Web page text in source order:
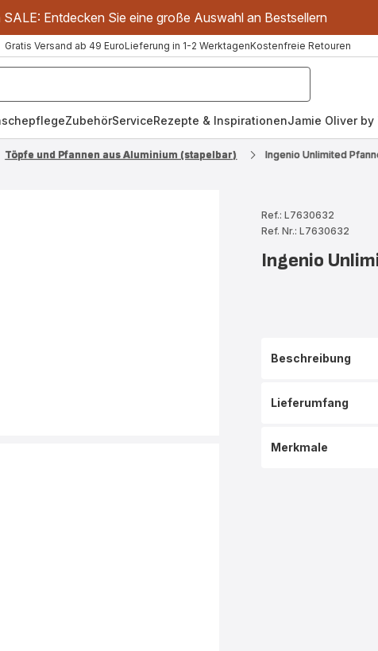
SALE: Entdecken Sie eine große Auswahl an Bestsellern
Gratis Versand ab 49 EuroLieferung in 1-2 WerktagenKostenfreie Retouren
ZubehörServiceRezepte & InspirationenJamie Oliver by
Töpfe und Pfannen aus Aluminium (stapelbar) Ingenio Unlimited
Ref.: L7630632
Ref. Nr.: L7630632
Ingenio
Beschreibung
Lieferumfang
Merkmale